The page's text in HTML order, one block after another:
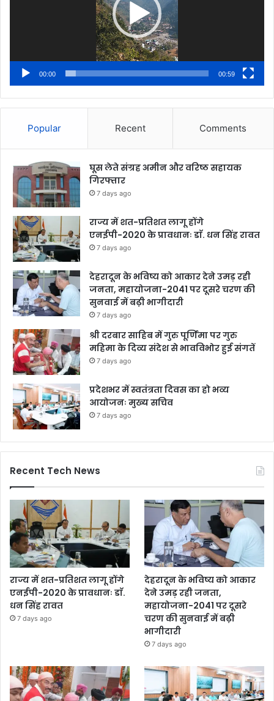
00:00 00:59
Popular Recent Comments
घूस लेते संग्रह अमीन और वरिष्ठ सहायक
गिरफ्तार
7 days ago
राज्य में शत-प्रतिशत लागू होंगे
एनईपी-2020 के प्रावधानः डाॅ. धन सिंह रावत
7 days ago
देहरादून के भविष्य को आकार देने उमड़ रही
जनता, महायोजना-2041 पर दूसरे चरण की
सुनवाई में बढ़ी भागीदारी
7 days ago
श्री दरबार साहिब में गुरु पूर्णिमा पर गुरु
महिमा के दिव्य संदेश से भावविभोर हुई संगतें
7 days ago
प्रदेशभर में स्वतंत्रता दिवस का हो भव्य
आयोजनः मुख्य सचिव
7 days ago
Recent Tech News
राज्य में शत-प्रतिशत लागू होंगे
एनईपी-2020 के प्रावधानः डाॅ.
धन सिंह रावत
7 days ago
देहरादून के भविष्य को आकार
देने उमड़ रही जनता,
महायोजना-2041 पर दूसरे
चरण की सुनवाई में बढ़ी
भागीदारी
7 days ago